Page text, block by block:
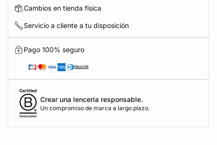
Cambios en tienda física
Servicio a cliente a tu disposición
Pago 100% seguro
Crear una lencería responsable.
Un compromiso de marca a largo plazo.